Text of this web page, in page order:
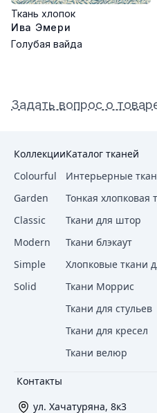
Ткань хлопок
Ива Эмери
Голубая вайда
Задать вопрос о
Контакты
ул. Хачатуряна, 8к3
Коллекции
Colourful
Garden
Classic
Modern
Simple
Solid
Каталог тканей
Интерьерные
Ткани для штор
Ткани блэкаут
Ткани Моррис
Ткани для стульев
Ткани для кресел
Ткани велюр